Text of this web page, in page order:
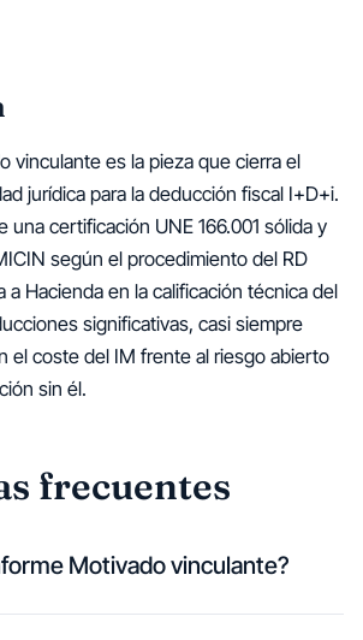
vinculante es la pieza que cierra el
jurídica para la deducción fiscal I+D+i.
una certificación UNE 166.001 sólida y
según el procedimiento del RD
a Hacienda en la calificación técnica del
significativas, casi siempre
el coste del IM frente al riesgo abierto
sin él.
frecuentes
Motivado vinculante?